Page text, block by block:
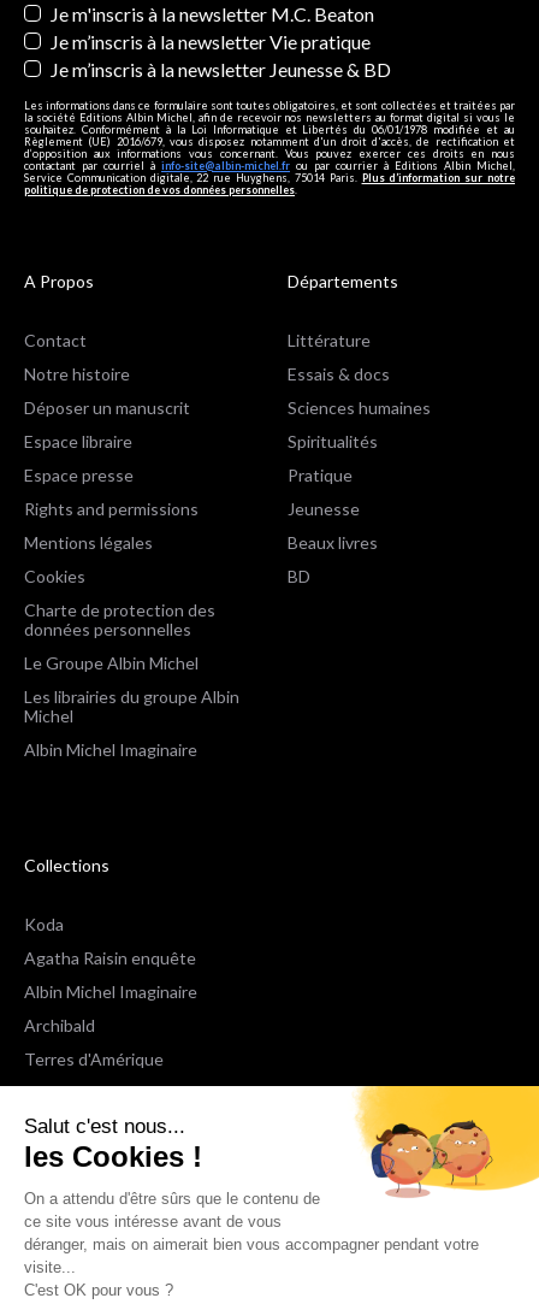
Salut c'est nous...
les Cookies !
On a attendu d'être sûrs que le contenu de
ce site vous intéresse avant de vous
déranger, mais on aimerait bien vous accompagner pendant votre
visite...
C'est OK pour vous ?
Je m'inscris à la newsletter M.C. Beaton
Je m’inscris à la newsletter Vie pratique
Je m’inscris à la newsletter Jeunesse & BD
Les informations dans ce formulaire sont toutes obligatoires, et sont collectées et traitées par
la société Editions Albin Michel, afin de recevoir nos newsletters au format digital si vous le
souhaitez. Conformément à la Loi Informatique et Libertés du 06/01/1978 modifiée et au
Règlement (UE) 2016/679, vous disposez notamment d'un droit d'accès, de rectification et
d’opposition aux informations vous concernant. Vous pouvez exercer ces droits en nous
contactant par courriel à info-site@albin-michel.fr ou par courrier à Editions Albin Michel,
Service Communication digitale, 22 rue Huyghens, 75014 Paris. Plus d’information sur notre
politique de protection de vos données personnelles
A Propos
Contact
Notre histoire
Déposer un manuscrit
Espace libraire
Espace presse
Rights and permissions
Mentions légales
Cookies
Charte de protection des
données personnelles
Le Groupe Albin Michel
Les librairies du groupe Albin
Michel
Albin Michel Imaginaire
Départements
Littérature
Essais & docs
Sciences humaines
Spiritualités
Pratique
Jeunesse
Beaux livres
BD
Collections
Koda
Agatha Raisin enquête
Albin Michel Imaginaire
Archibald
Terres d'Amérique
Espaces Libres Poche
NOX
Wiz
Voir toutes les collections
Nous suivre